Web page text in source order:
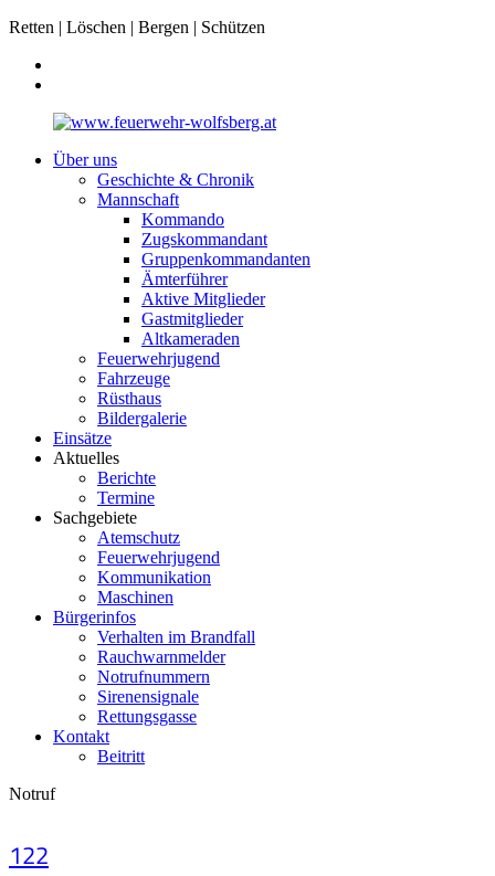
Retten | Löschen | Bergen | Schützen
Über uns
Geschichte & Chronik
Mannschaft
Kommando
Zugskommandant
Gruppenkommandanten
Ämterführer
Aktive Mitglieder
Gastmitglieder
Altkameraden
Feuerwehrjugend
Fahrzeuge
Rüsthaus
Bildergalerie
Einsätze
Aktuelles
Berichte
Termine
Sachgebiete
Atemschutz
Feuerwehrjugend
Kommunikation
Maschinen
Bürgerinfos
Verhalten im Brandfall
Rauchwarnmelder
Notrufnummern
Sirenensignale
Rettungsgasse
Kontakt
Beitritt
Notruf
122